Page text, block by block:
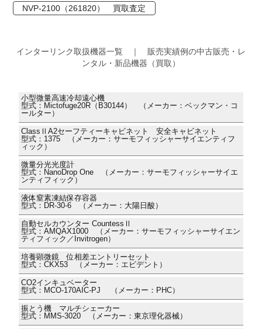
NVP-2100（261820） 買取査定
インターリンク取扱機器一覧 ｜ 販売実績例の中古販売・レ
ンタル・新品機器（買取）
小型微量高速冷却遠心機
型式：Mictofuge20R（B30144） （メーカー：ベックマン・コ
ールター）
ClassⅡA2セーフティーキャビネット 安全キャビネット
型式：1375 （メーカー：サーモフィッシャーサイエンティフ
ィック）
微量分光光度計
型式：NanoDrop One （メーカー：サーモフィッシャーサイエ
ンティフィック）
液体窒素凍結保存容器
型式：DR-30-6 （メーカー：大陽日酸）
自動セルカウンター CountessⅡ
型式：AMQAX1000 （メーカー：サーモフィッシャーサイエン
ティフィック／Invitrogen）
培養顕微鏡 位相差エントリーセット
型式：CKX53 （メーカー：エビデント）
CO2インキュベーター
型式：MCO-170AIC-PJ （メーカー：PHC）
振とう機 マルチシェーカー
型式：MMS-3020 （メーカー：東京理化器械）